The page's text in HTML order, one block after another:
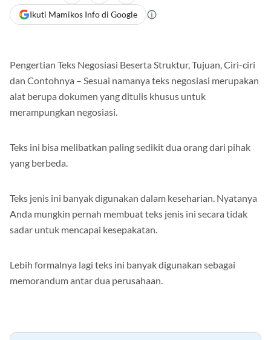
Ikuti Mamikos Info di Google
Pengertian Teks Negosiasi Beserta Struktur, Tujuan, Ciri-ciri
dan Contohnya – Sesuai namanya teks negosiasi merupakan
alat berupa dokumen yang ditulis khusus untuk
merampungkan negosiasi.
Teks ini bisa melibatkan paling sedikit dua orang dari pihak
yang berbeda.
Teks jenis ini banyak digunakan dalam keseharian. Nyatanya
Anda mungkin pernah membuat teks jenis ini secara tidak
sadar untuk mencapai kesepakatan.
Lebih formalnya lagi teks ini banyak digunakan sebagai
memorandum antar dua perusahaan.